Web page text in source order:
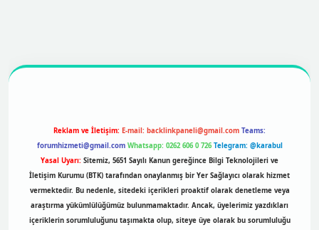
Reklam ve İletişim: E-mail: backlinkpaneli@gmail.com Teams:
forumhizmeti@gmail.com Whatsapp: 0262 606 0 726 Telegram: @karabul
Yasal Uyarı: Sitemiz, 5651 Sayılı Kanun gereğince Bilgi Teknolojileri ve
İletişim Kurumu (BTK) tarafından onaylanmış bir Yer Sağlayıcı olarak hizmet
vermektedir. Bu nedenle, sitedeki içerikleri proaktif olarak denetleme veya
araştırma yükümlülüğümüz bulunmamaktadır. Ancak, üyelerimiz yazdıkları
içeriklerin sorumluluğunu taşımakta olup, siteye üye olarak bu sorumluluğu